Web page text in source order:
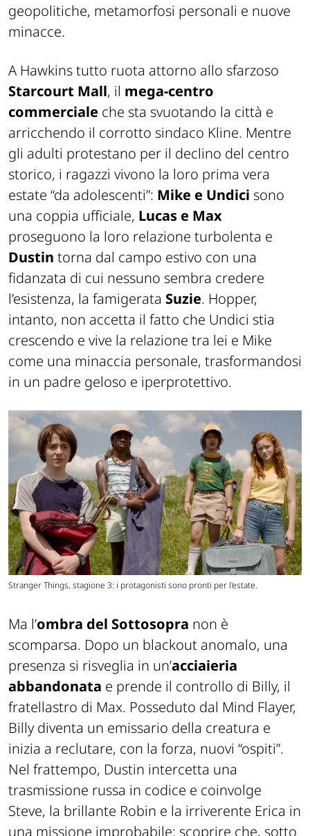
geopolitiche, metamorfosi personali e nuove
minacce.
A Hawkins tutto ruota attorno allo sfarzoso
Starcourt Mall, il mega-centro
commerciale che sta svuotando la città e
arricchendo il corrotto sindaco Kline. Mentre
gli adulti protestano per il declino del centro
storico, i ragazzi vivono la loro prima vera
estate “da adolescenti”: Mike e Undici sono
una coppia ufficiale, Lucas e Max
proseguono la loro relazione turbolenta e
Dustin torna dal campo estivo con una
fidanzata di cui nessuno sembra credere
l’esistenza, la famigerata Suzie. Hopper,
intanto, non accetta il fatto che Undici stia
crescendo e vive la relazione tra lei e Mike
come una minaccia personale, trasformandosi
in un padre geloso e iperprotettivo.
Stranger Things, stagione 3: i protagonisti sono pronti per l'estate.
Ma l’ombra del Sottosopra non è
scomparsa. Dopo un blackout anomalo, una
presenza si risveglia in un’acciaieria
abbandonata e prende il controllo di Billy, il
fratellastro di Max. Posseduto dal Mind Flayer,
Billy diventa un emissario della creatura e
inizia a reclutare, con la forza, nuovi “ospiti”.
Nel frattempo, Dustin intercetta una
trasmissione russa in codice e coinvolge
Steve, la brillante Robin e la irriverente Erica in
una missione improbabile: scoprire che, sotto